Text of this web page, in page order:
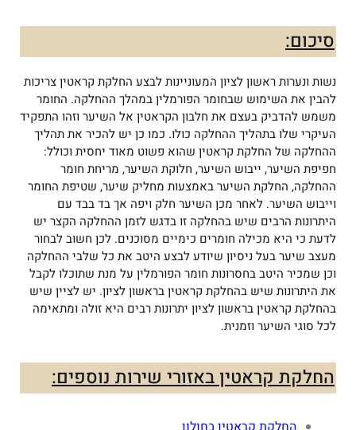
סיכום:
נשות ונערות ראשון לציון המעוניינות לבצע החלקת קראטין צריכות
להבין את השימוש שבחומר הפורמלין במהלך ההחלקה. החומר
משמש להדביק בעצם את חלבון הקראטין אל השיער וזהו התפקיד
העיקרי שלו בתהליך ההחלקה כולו. כמו כן יש להכיר את תהליך
ההחלקה של החלקת קראטין שהוא פשוט מאוד יחסית וכולל:
חפיפת השיער, ייבוש השיער, חלוקת השיער, מריחת חומר
ההחלקה, החלקת השיער באמצעות מחליק שיער, שטיפת החומר
וייבוש השיער. לאחר מכן השיער חלק ויפה אך בד בבד עם
היתרונות הרבים שיש בהחלקה זו בדגש לזמן ההחלקה הקצר יש
לדעת כי היא מכילה חומרים כימיים מסוכנים. לכן חשוב לבחור
מעצב שיער בעל ניסיון שיודע לבצע היטב את כל שלבי ההחלקה
וכן שמכיר היטב בחסרונות חומר הפורמלין על מנת שתוכלו לקבל
את היתרונות שיש בהחלקת קראטין בראשון לציון. יש לציין שיש
בהחלקת קראטין בראשון לציון יתרונות רבים היא זולה ומתאימה
לכל סוגי השיער וזמנית.
החלקת קראטין באזורי שירות נוספים: